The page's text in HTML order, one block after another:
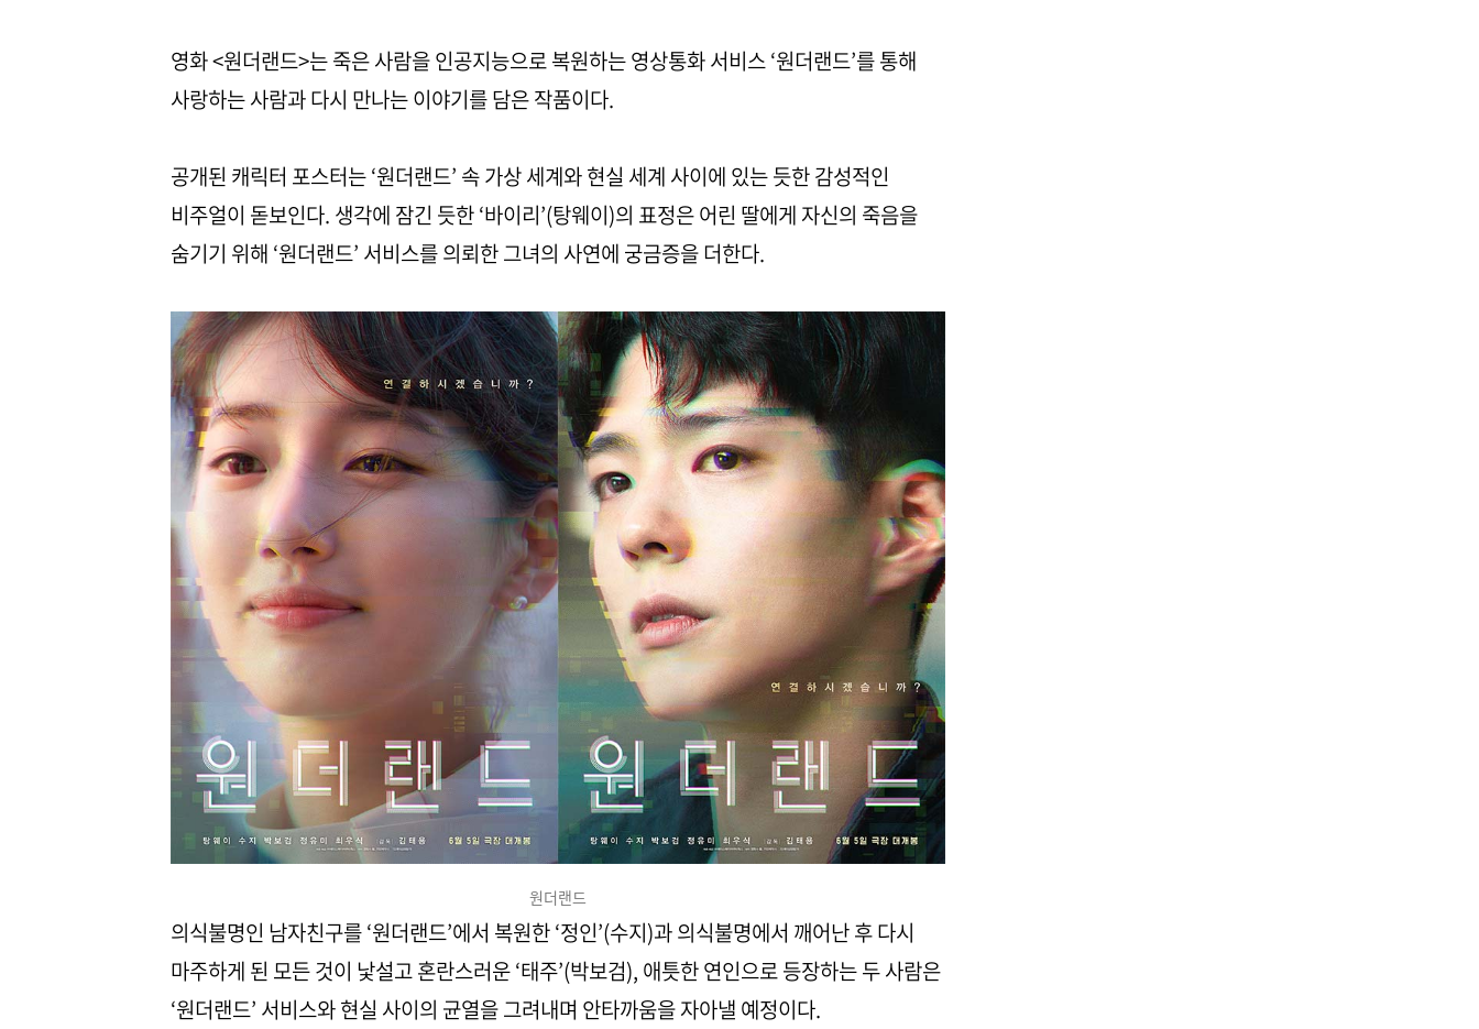
영화 <원더랜드>는 죽은 사람을 인공지능으로 복원하는 영상통화 서비스 ‘원더랜드’를 통해
사랑하는 사람과 다시 만나는 이야기를 담은 작품이다.
공개된 캐릭터 포스터는 ‘원더랜드’ 속 가상 세계와 현실 세계 사이에 있는 듯한 감성적인
비주얼이 돋보인다. 생각에 잠긴 듯한 ‘바이리’(탕웨이)의 표정은 어린 딸에게 자신의 죽음을
숨기기 위해 ‘원더랜드’ 서비스를 의뢰한 그녀의 사연에 궁금증을 더한다.
원더랜드
의식불명인 남자친구를 ‘원더랜드’에서 복원한 ‘정인’(수지)과 의식불명에서 깨어난 후 다시
마주하게 된 모든 것이 낯설고 혼란스러운 ‘태주’(박보검), 애틋한 연인으로 등장하는 두 사람은
‘원더랜드’ 서비스와 현실 사이의 균열을 그려내며 안타까움을 자아낼 예정이다.